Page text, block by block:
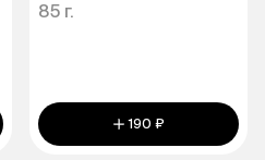
85 г.
190 ₽